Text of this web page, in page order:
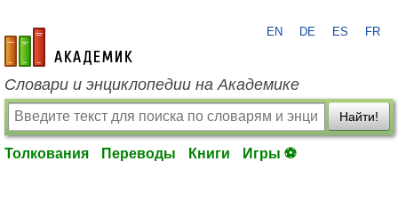
academic.ru
EN DE ES FR
Словари и энциклопедии на Академике
Найти!
Толкования Переводы Книги Игры ⚽